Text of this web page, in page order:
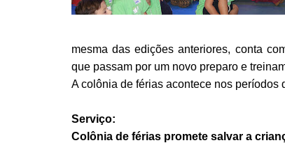
mesma das edições anteriores, conta
que passam por um novo preparo e
A colônia de férias acontece nos períodos
Serviço:
Colônia de férias promete salvar a